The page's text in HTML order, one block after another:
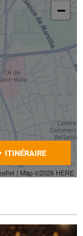
−
| Map ©2026 HERE
ITINÉRAIRE